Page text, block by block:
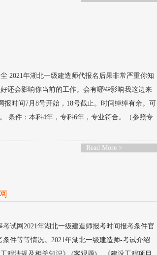
2021年湖北一级建造师代报名后果非常严重你知
还会影响你当前的工作。会有哪些影响我这边来
时间7月8号开始，18号截止。时间绰绰有余。可
条件：本科4年，专科6年，专业符合。（参照专
Read More >
试网2021年湖北一级建造师报考时间报考条件官
件等等情况。2021年湖北一级建造师-考试介绍